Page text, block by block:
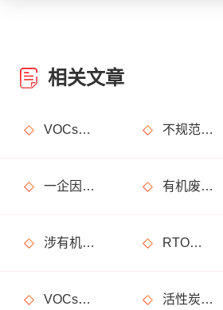
相关文章
VOCs主要包含哪些物质？ 不规范使用废气处理设备的法律后果
一企因非甲烷总烃超标获罚15万元 有机废气处理工程技术方案设计要点
涉有机废气产生车间、调漆间危险化学品使用管理要求 RTO废气处理装置典型问题隐患排查指南请收好！
VOCs废气治理设备督察检查要点 活性炭吸附废气处理系统设备部件简介